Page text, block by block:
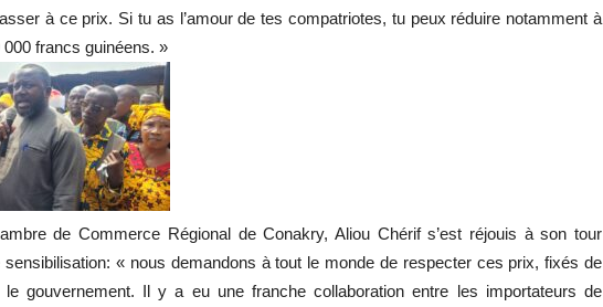
à ce prix. Si tu as l’amour de tes compatriotes, tu peux réduire notamment à
francs guinéens. »
de Commerce Régional de Conakry, Aliou Chérif s’est réjouis à son tour
sensibilisation: « nous demandons à tout le monde de respecter ces prix, fixés de
gouvernement. Il y a eu une franche collaboration entre les importateurs de